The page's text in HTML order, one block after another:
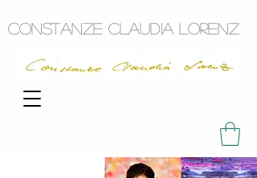
Constanze Claudia Lorenz